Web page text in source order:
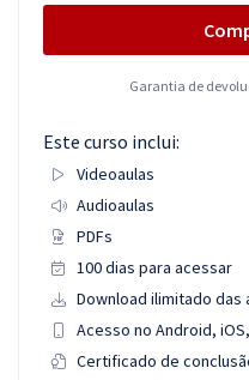
Garantia de
Este curso inclui:
Videoaulas
Audioaulas
PDFs
100 dias para acessar
Download ilimitado das
Acesso no Android,
Certificado de